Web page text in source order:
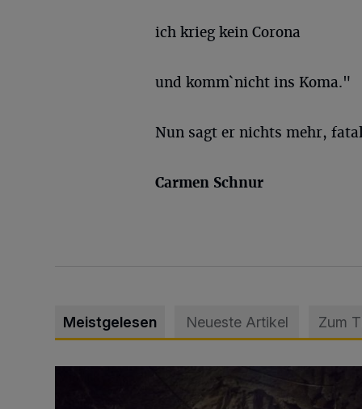
ich krieg kein Corona
und komm`nicht ins Koma."
Nun sagt er nichts mehr,
Carmen Schnur
Meistgelesen Neueste Artikel Zum